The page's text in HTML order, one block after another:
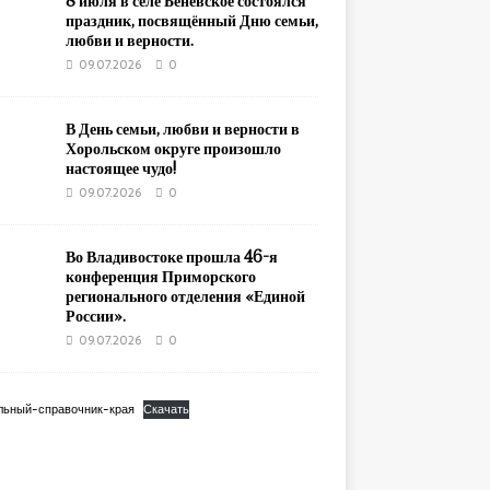
праздник, посвящённый Дню семьи,
любви и верности.
09.07.2026 0
В День семьи, любви и верности в
Хорольском округе произошло
настоящее чудо!
09.07.2026 0
Во Владивостоке прошла 46-я
конференция Приморского
регионального отделения «Единой
России».
09.07.2026 0
справочник-края Скачать